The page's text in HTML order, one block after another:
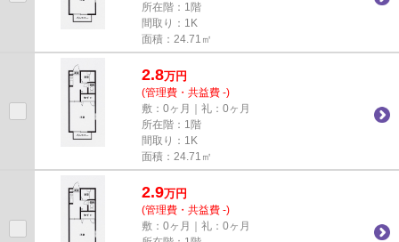
所在階：1階
間取り：1K
面積：24.71㎡
2.8万円
(管理費・共益費 -)
敷：0ヶ月｜礼：0ヶ月
所在階：1階
間取り：1K
面積：24.71㎡
2.9万円
(管理費・共益費 -)
敷：0ヶ月｜礼：0ヶ月